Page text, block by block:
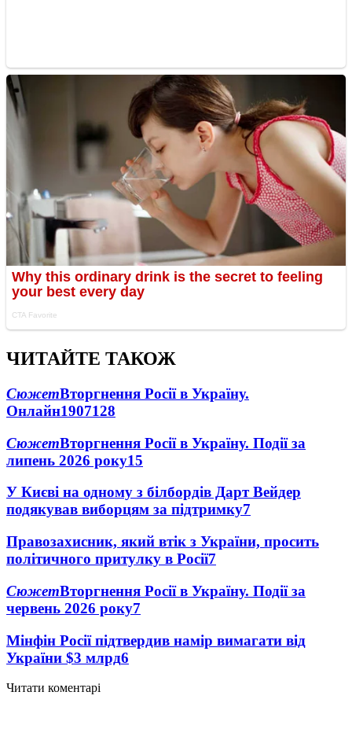
ЧИТАЙТЕ ТАКОЖ
СюжетВторгнення Росії в Україну.
Онлайн1907128
СюжетВторгнення Росії в Україну. Події за
липень 2026 року15
У Києві на одному з білбордів Дарт Вейдер
подякував виборцям за підтримку7
Правозахисник, який втік з України, просить
політичного притулку в Росії7
СюжетВторгнення Росії в Україну. Події за
червень 2026 року7
Мінфін Росії підтвердив намір вимагати від
України $3 млрд6
Читати коментарі